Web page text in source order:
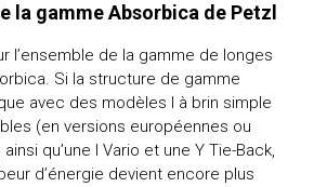
la gamme Absorbica de Petzl
l’ensemble de la gamme de longes
Si la structure de gamme
avec des modèles I à brin simple
(en versions européennes ou
qu’une I Vario et une Y Tie-Back,
d’énergie devient encore plus